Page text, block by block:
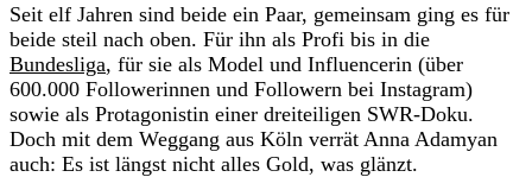
Seit elf Jahren sind beide ein Paar, gemeinsam ging es für
beide steil nach oben. Für ihn als Profi bis in die
Bundesliga, für sie als Model und Influencerin (über
600.000 Followerinnen und Followern bei Instagram)
sowie als Protagonistin einer dreiteiligen SWR-Doku.
Doch mit dem Weggang aus Köln verrät Anna Adamyan
auch: Es ist längst nicht alles Gold, was glänzt.